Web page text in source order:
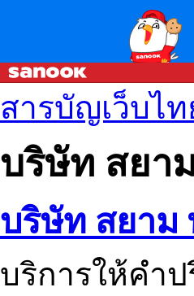
สารบัญเว็บไท
บริษัท สยา
บริษัท สยาม
บริการให้คำ